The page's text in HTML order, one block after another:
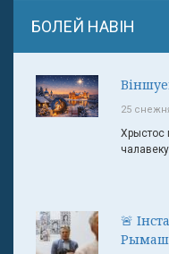
БОЛЕЙ НАВІН
25
Хрыстос
🚨